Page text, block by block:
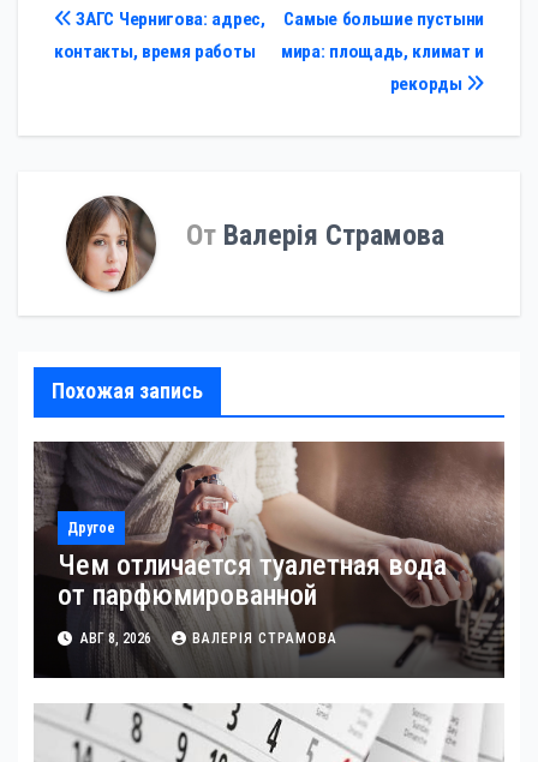
Навигация
записям
Самые большие пустыни
мира: площадь, климат и
рекорды
ЗАГС Чернигова: адрес,
контакты, время работы
От Валерія Страмова
Похожая запись
Другое
Чем отличается туалетная вода
от парфюмированной
АВГ 8, 2026 ВАЛЕРІЯ СТРАМОВА